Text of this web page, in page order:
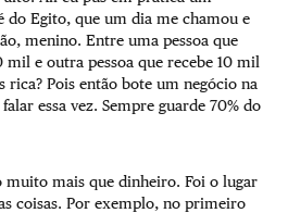
do Egito, que um dia me chamou e
menino. Entre uma pessoa que
mil e outra pessoa que recebe 10 mil
rica? Pois então bote um negócio na
essa vez. Sempre guarde 70% do
muito mais que dinheiro. Foi o lugar
coisas. Por exemplo, no primeiro